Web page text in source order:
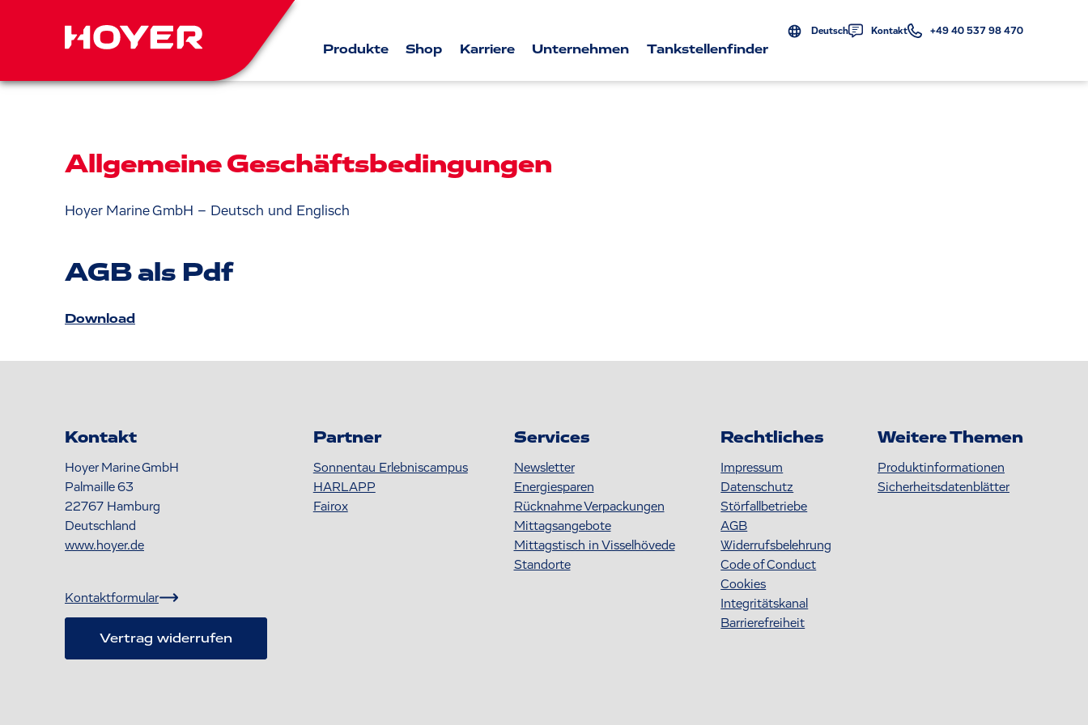
Deutsch Kontakt +49 40 537 98 470
Produkte Shop Karriere Unternehmen Tankstellenfinder
Allgemeine Geschäftsbedingungen
Hoyer Marine GmbH – Deutsch und Englisch
AGB als Pdf
Download
Kontakt
Hoyer Marine GmbH
Palmaille 63
22767 Hamburg
Deutschland
www.hoyer.de
Kontaktformular
Vertrag widerrufen
Partner
Sonnentau Erlebniscampus
HARLAPP
Fairox
Services
Newsletter
Energiesparen
Rücknahme Verpackungen
Mittagsangebote
Mittagstisch in Visselhövede
Standorte
Rechtliches
Impressum
Datenschutz
Störfallbetriebe
AGB
Widerrufsbelehrung
Code of Conduct
Cookies
Integritätskanal
Barrierefreiheit
Weitere Themen
Produktinformationen
S icherheitsdatenblätter